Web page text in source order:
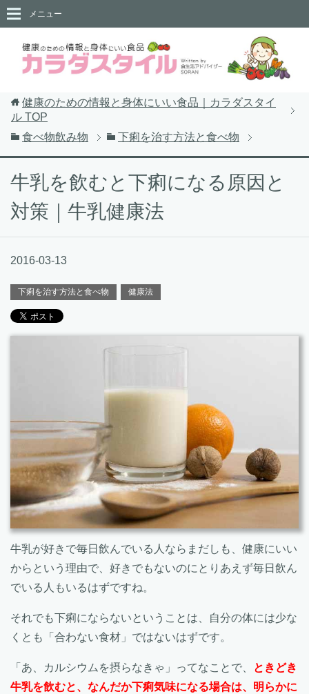
メニュー
健康のための情報と身体にいい食品｜カラダスタイ
ル TOP
食べ物飲み物
下痢を治す方法と食べ物
牛乳を飲むと下痢になる原因と
対策｜牛乳健康法
2016-03-13
下痢を治す方法と食べ物 健康法
牛乳が好きで毎日飲んでいる人ならまだしも、健康にいい
からという理由で、好きでもないのにとりあえず毎日飲ん
でいる人もいるはずですね。
それでも下痢にならないということは、自分の体には少な
くとも「合わない食材」ではないはずです。
「あ、カルシウムを摂らなきゃ」ってなことで、
ときどき
牛乳を飲むと、なんだか下痢気味になる場合は、明らかに